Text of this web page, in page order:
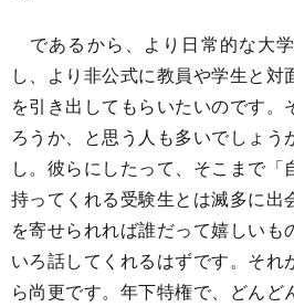
であるから、より日常的な大
し、より非公式に教員や学生と対
を引き出してもらいたいのです。
ろうか、と思う人も多いでしょう
し。彼らにしたって、そこまで「
持ってくれる受験生とは滅多に出
を寄せられれば誰だって嬉しいも
いろ話してくれるはずです。それ
ら尚更です。年下特権で、どんど